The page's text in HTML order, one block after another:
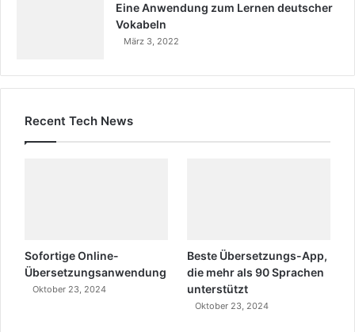
Eine Anwendung zum Lernen deutscher
Vokabeln
März 3, 2022
Recent Tech News
Sofortige Online-
Übersetzungsanwendung
Oktober 23, 2024
Beste Übersetzungs-App,
die mehr als 90 Sprachen
unterstützt
Oktober 23, 2024